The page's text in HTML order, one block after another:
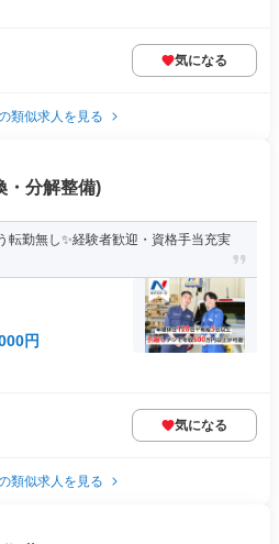
気になる
類似求人を見る
・分解整備)
転勤無し✨経験者歓迎・資格手当充実
円
気になる
類似求人を見る